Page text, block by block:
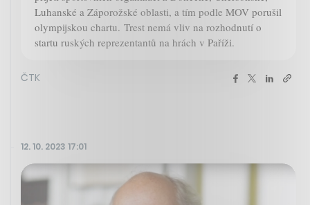
Luhanské a Záporožské oblasti, a tím podle MOV porušil
olympijskou chartu. Trest nemá vliv na rozhodnutí o
startu ruských reprezentantů na hrách v Paříži.
ČTK
12. 10. 2023 17:01